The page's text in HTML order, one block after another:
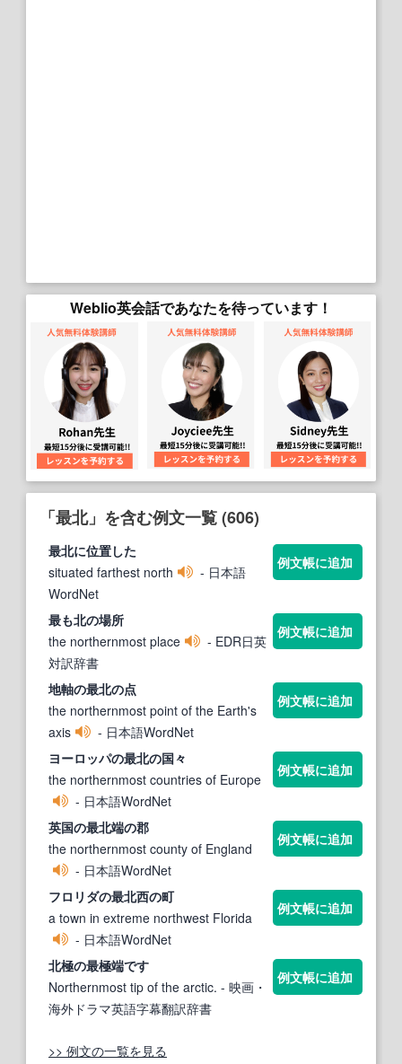
Weblio英会話であなたを待っています！
「最北」を含む例文一覧 (606)
最北に位置した
situated farthest north
- 日本語
WordNet
例文帳に追加
最も北の場所
the northernmost place
- EDR日英
対訳辞書
例文帳に追加
地軸の最北の点
the northernmost point of the Earth's
axis
- 日本語WordNet
例文帳に追加
ヨーロッパの最北の国々
the northernmost countries of Europe
- 日本語WordNet
例文帳に追加
英国の最北端の郡
the northernmost county of England
- 日本語WordNet
例文帳に追加
フロリダの最北西の町
a town in extreme northwest Florida
- 日本語WordNet
例文帳に追加
北極の最極端です
Northernmost tip of the arctic. - 映画・
海外ドラマ英語字幕翻訳辞書
例文帳に追加
>> 例文の一覧を見る